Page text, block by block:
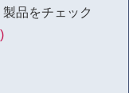
製品をチェック